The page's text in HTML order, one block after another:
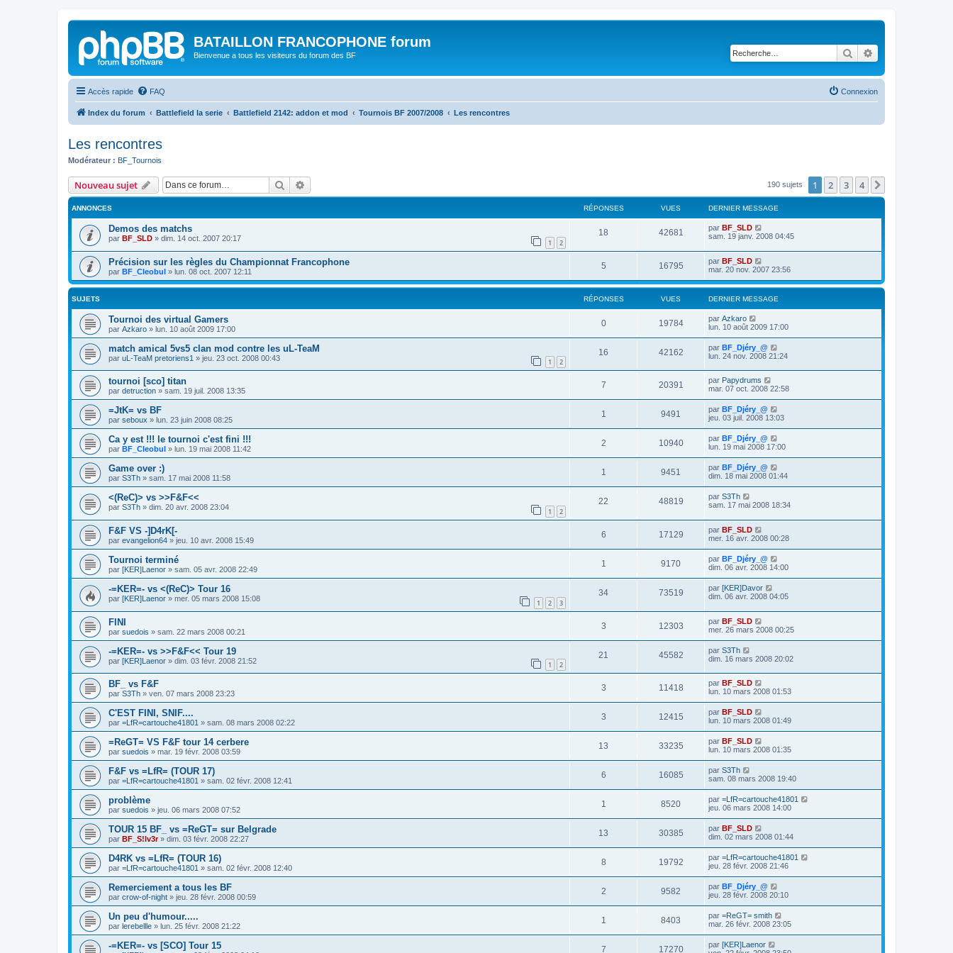
BATAILLON FRANCOPHONE forum
Bienvenue a tous les visiteurs du forum des BF Rechercher
Accès rapide FAQ Connexion
Index du forum Battlefield la serie Battlefield 2142: addon et mod Tournois BF 2007/2008 Les rencontres
Les rencontres
Modérateur : BF_Tournois
Nouveau sujet Rechercher 190 sujets 1 2 3 4
ANNONCES RÉPONSES VUES DERNIER MESSAGE
Demos des matchs
par BF_SLD » dim. 14 oct. 2007 20:17 1 2
18 42681 par BF_SLD
sam. 19 janv. 2008 04:45
Précision sur les règles du Championnat Francophone
par BF_Cleobul » lun. 08 oct. 2007 12:11
5 16795 par BF_SLD
mar. 20 nov. 2007 23:56
SUJETS RÉPONSES VUES DERNIER MESSAGE
Tournoi des virtual Gamers
par Azkaro » lun. 10 août 2009 17:00
0 19784 par Azkaro
lun. 10 août 2009 17:00
match amical 5vs5 clan mod contre les uL-TeaM
par uL-TeaM pretoriens1 » jeu. 23 oct. 2008 00:43 1 2
16 42162 par BF_Djéry_@
lun. 24 nov. 2008 21:24
tournoi [sco] titan
par detruction » sam. 19 juil. 2008 13:35
7 20391 par Papydrums
mar. 07 oct. 2008 22:58
=JtK= vs BF
par seboux » lun. 23 juin 2008 08:25
1 9491 par BF_Djéry_@
jeu. 03 juil. 2008 13:03
Ca y est !!! le tournoi c'est fini !!!
par BF_Cleobul » lun. 19 mai 2008 11:42
2 10940 par BF_Djéry_@
lun. 19 mai 2008 17:00
Game over :)
par S3Th » sam. 17 mai 2008 11:58
1 9451 par BF_Djéry_@
dim. 18 mai 2008 01:44
<(ReC)> vs >>F&F<<
par S3Th » dim. 20 avr. 2008 23:04 1 2
22 48819 par S3Th
sam. 17 mai 2008 18:34
F&F VS -]D4rK[-
par evangelion64 » jeu. 10 avr. 2008 15:49
6 17129 par BF_SLD
mer. 16 avr. 2008 00:28
Tournoi terminé
par [KER]Laenor » sam. 05 avr. 2008 22:49
1 9170 par BF_Djéry_@
dim. 06 avr. 2008 14:00
-=KER=- vs <(ReC)> Tour 16
par [KER]Laenor » mer. 05 mars 2008 15:08 1 2 3
34 73519 par [KER]Davor
dim. 06 avr. 2008 04:05
FINI
par suedois » sam. 22 mars 2008 00:21
3 12303 par BF_SLD
mer. 26 mars 2008 00:25
-=KER=- vs >>F&F<< Tour 19
par [KER]Laenor » dim. 03 févr. 2008 21:52 1 2
21 45582 par S3Th
dim. 16 mars 2008 20:02
BF_ vs F&F
par S3Th » ven. 07 mars 2008 23:23
3 11418 par BF_SLD
lun. 10 mars 2008 01:53
C'EST FINI, SNIF....
par =LfR=cartouche41801 » sam. 08 mars 2008 02:22
3 12415 par BF_SLD
lun. 10 mars 2008 01:49
=ReGT= VS F&F tour 14 cerbere
par suedois » mar. 19 févr. 2008 03:59
13 33235 par BF_SLD
lun. 10 mars 2008 01:35
F&F vs =LfR= (TOUR 17)
par =LfR=cartouche41801 » sam. 02 févr. 2008 12:41
6 16085 par S3Th
sam. 08 mars 2008 19:40
problème
par suedois » jeu. 06 mars 2008 07:52
1 8520 par =LfR=cartouche41801
jeu. 06 mars 2008 14:00
TOUR 15 BF_ vs =ReGT= sur Belgrade
par BF_S!lv3r» dim. 03 févr. 2008 22:27
13 30385 par BF_SLD
dim. 02 mars 2008 01:44
D4RK vs =LfR= (TOUR 16)
par =LfR=cartouche41801 » sam. 02 févr. 2008 12:40
8 19792 par =LfR=cartouche41801
jeu. 28 févr. 2008 21:46
Remerciement a tous les BF
par crow-of-night » jeu. 28 févr. 2008 00:59
2 9582 par BF_Djéry_@
jeu. 28 févr. 2008 20:10
Un peu d'humour.....
par lerebellle » lun. 25 févr. 2008 21:22
1 8403 par =ReGT= smith
mar. 26 févr. 2008 23:05
-=KER=- vs [SCO] Tour 15 7 17270 par [KER]Laenor